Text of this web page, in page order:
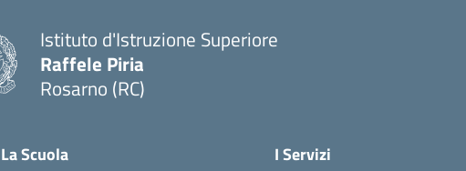
Istituto d'Istruzione Superiore
Raffele Piria
Rosarno (RC)
La Scuola I Servizi